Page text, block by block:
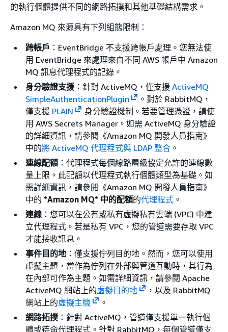
的執行個體提供不同的網路拓撲和其他基礎結構需求。
Amazon MQ 來源具有下列組態限制：
跨帳戶 ：EventBridge 不支援跨帳戶處理。您無法使
用 EventBridge 來處理來自不同 AWS 帳戶中 Amazon
MQ 訊息代理程式的記錄。
身分驗證支援 ：針對 ActiveMQ，僅支援 ActiveMQ
SimpleAuthenticationPlugin
。對於 RabbitMQ，
僅支援 PLAIN
身分驗證機制。若要管理憑證，請使
用 AWS Secrets Manager。如需 ActiveMQ 身分驗證
的詳細資訊，請參閱《Amazon MQ 開發人員指南》
中的將 ActiveMQ 代理程式與 LDAP 整合 。
連線配額 ：代理程式每個線路層級協定允許的連線數
量上限。此配額以代理程式執行個體類型為基礎。如
需詳細資訊，請參閱《Amazon MQ 開發人員指南》
中的 *Amazon MQ* 中的配額的代理程式 。
連線 ：您可以在公有或私有虛擬私有雲端 (VPC) 中建
立代理程式。若是私有 VPC，您的管道需要存取 VPC
才能接收訊息。
事件目的地 ：僅支援佇列目的地。然而，您可以使用
虛擬主題，當作為佇列在外部與管道互動時，其行為
在內部可作為主題。如需詳細資訊，請參閱 Apache
ActiveMQ 網站上的虛擬目的地
，以及 RabbitMQ
網站上的虛擬主機
。
網路拓撲 ：針對 ActiveMQ，管道僅支援單一執行個
體或待命代理程式。針對 RabbitMQ，每個管道僅支